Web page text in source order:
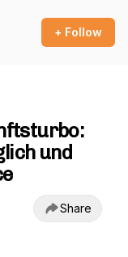
+ Follow
und
Share